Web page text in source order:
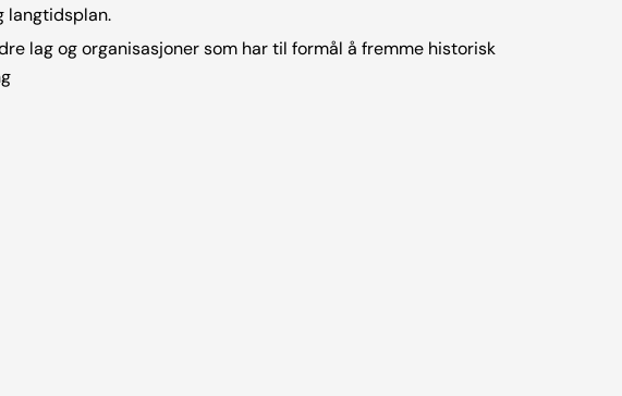
langtidsplan.
lag og organisasjoner som har til formål å fremme historisk